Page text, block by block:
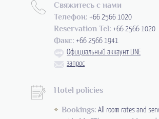
Свяжитесь с нами
Телефон: +66 2566 1020
Reservation Tel: +66 2566 1020
Факс: +66 2566 1941
Официальный аккаунт LINE
запрос
Hotel policies
Bookings: All room rates and